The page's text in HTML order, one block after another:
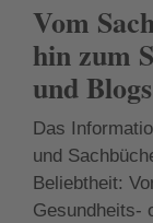
Vom
hin zum
und Blogs
Das
und
Beliebtheit:
Gesundheits-